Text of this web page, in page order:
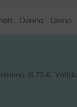
Donna Uomo
di 75 €.